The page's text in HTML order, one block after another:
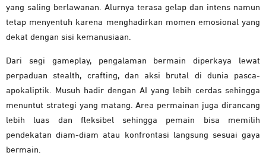
yang saling berlawanan. Alurnya terasa gelap dan intens namun
tetap menyentuh karena menghadirkan momen emosional yang
dekat dengan sisi kemanusiaan.
Dari segi gameplay, pengalaman bermain diperkaya lewat
perpaduan stealth, crafting, dan aksi brutal di dunia pasca-
apokaliptik. Musuh hadir dengan AI yang lebih cerdas sehingga
menuntut strategi yang matang. Area permainan juga dirancang
lebih luas dan fleksibel sehingga pemain bisa memilih
pendekatan diam-diam atau konfrontasi langsung sesuai gaya
bermain.